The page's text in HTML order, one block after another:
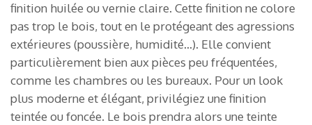
finition huilée ou vernie claire. Cette finition ne colore
pas trop le bois, tout en le protégeant des agressions
extérieures (poussière, humidité…). Elle convient
particulièrement bien aux pièces peu fréquentées,
comme les chambres ou les bureaux. Pour un look
plus moderne et élégant, privilégiez une finition
teintée ou foncée. Le bois prendra alors une teinte